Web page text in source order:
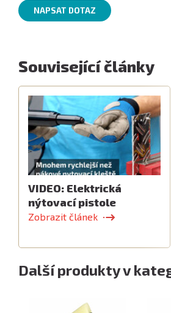
NAPSAT DOTAZ
Související články
VIDEO: Elektrická
nýtovací pistole
Zobrazit článek
Další produkty v